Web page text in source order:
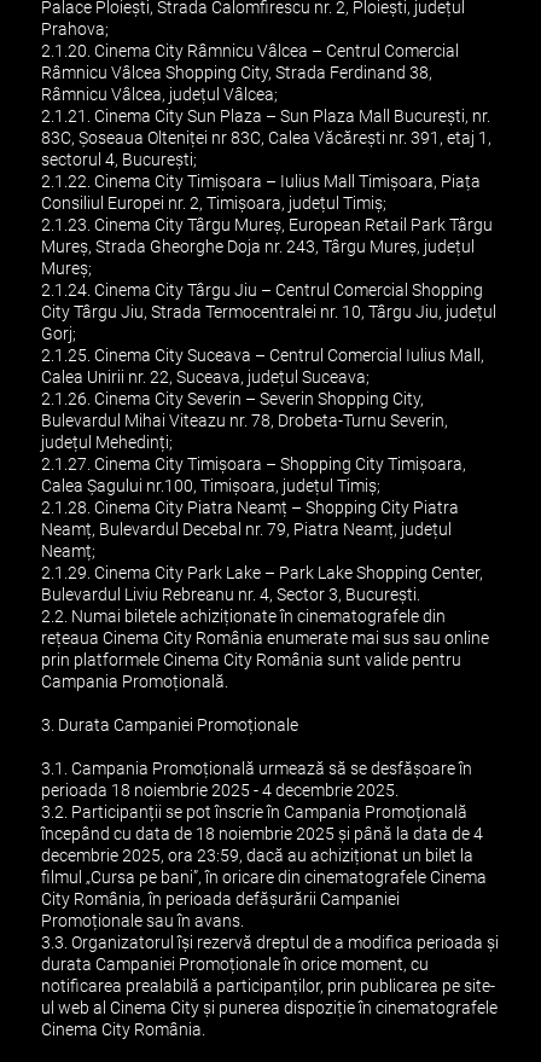
Palace Ploiești, Strada Calomfirescu nr. 2, Ploiești, județul
Prahova;
2.1.20. Cinema City Râmnicu Vâlcea – Centrul Comercial
Râmnicu Vâlcea Shopping City, Strada Ferdinand 38,
Râmnicu Vâlcea, județul Vâlcea;
2.1.21. Cinema City Sun Plaza – Sun Plaza Mall București, nr.
83C, Șoseaua Olteniței nr 83C, Calea Văcărești nr. 391, etaj 1,
sectorul 4, București;
2.1.22. Cinema City Timișoara – Iulius Mall Timișoara, Piața
Consiliul Europei nr. 2, Timișoara, județul Timiș;
2.1.23. Cinema City Târgu Mureș, European Retail Park Târgu
Mureș, Strada Gheorghe Doja nr. 243, Târgu Mureș, județul
Mureș;
2.1.24. Cinema City Târgu Jiu – Centrul Comercial Shopping
City Târgu Jiu, Strada Termocentralei nr. 10, Târgu Jiu, județul
Gorj;
2.1.25. Cinema City Suceava – Centrul Comercial Iulius Mall,
Calea Unirii nr. 22, Suceava, județul Suceava;
2.1.26. Cinema City Severin – Severin Shopping City,
Bulevardul Mihai Viteazu nr. 78, Drobeta-Turnu Severin,
județul Mehedinți;
2.1.27. Cinema City Timișoara – Shopping City Timișoara,
Calea Șagului nr.100, Timișoara, județul Timiș;
2.1.28. Cinema City Piatra Neamț – Shopping City Piatra
Neamț, Bulevardul Decebal nr. 79, Piatra Neamț, județul
Neamț;
2.1.29. Cinema City Park Lake – Park Lake Shopping Center,
Bulevardul Liviu Rebreanu nr. 4, Sector 3, București.
2.2. Numai biletele achiziționate în cinematografele din
rețeaua Cinema City România enumerate mai sus sau online
prin platformele Cinema City România sunt valide pentru
Campania Promoțională.
3. Durata Campaniei Promoționale
3.1. Campania Promoțională urmează să se desfășoare în
perioada 18 noiembrie 2025 - 4 decembrie 2025.
3.2. Participanții se pot înscrie în Campania Promoțională
începând cu data de 18 noiembrie 2025 și până la data de 4
decembrie 2025, ora 23:59, dacă au achiziționat un bilet la
filmul „Cursa pe bani”, în oricare din cinematografele Cinema
City România, în perioada defășurării Campaniei
Promoționale sau în avans.
3.3. Organizatorul își rezervă dreptul de a modifica perioada și
durata Campaniei Promoționale în orice moment, cu
notificarea prealabilă a participanților, prin publicarea pe site-
ul web al Cinema City și punerea dispoziție în cinematografele
Cinema City România.